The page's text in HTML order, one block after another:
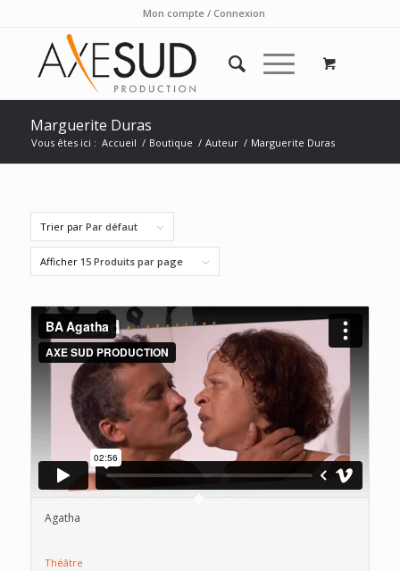
Mon compte / Connexion
Marguerite Duras
Vous êtes ici : Accueil / Boutique / Auteur / Marguerite Duras
Trier par Par défaut
Afficher 15 Produits par page
Agatha
Théâtre